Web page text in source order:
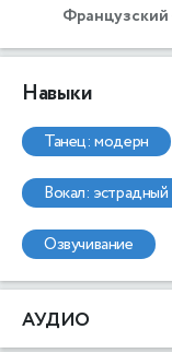
Французский
Навыки
танец: модерн
вокал: эстрадный
озвучивание
АУДИО